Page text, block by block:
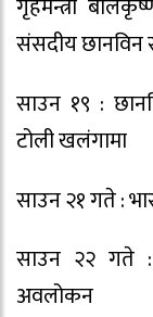
गृहमन्त्री
संसदीय छानविन
साउन १९ :
टोली खलंगामा
साउन २१ गते :
साउन २२ गते :
अवलोकन